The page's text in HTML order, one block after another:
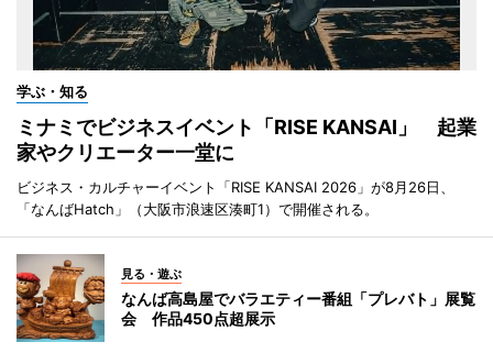
学ぶ・知る
ミナミでビジネスイベント「RISE KANSAI」 起業
家やクリエーター一堂に
ビジネス・カルチャーイベント「RISE KANSAI 2026」が8月26日、
「なんばHatch」（大阪市浪速区湊町1）で開催される。
見る・遊ぶ
なんば高島屋でバラエティー番組「プレバト」展覧
会 作品450点超展示